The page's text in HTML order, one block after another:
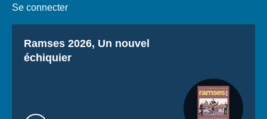
Se connecter
Titre
Ramses 2026, Un nouvel
échiquier